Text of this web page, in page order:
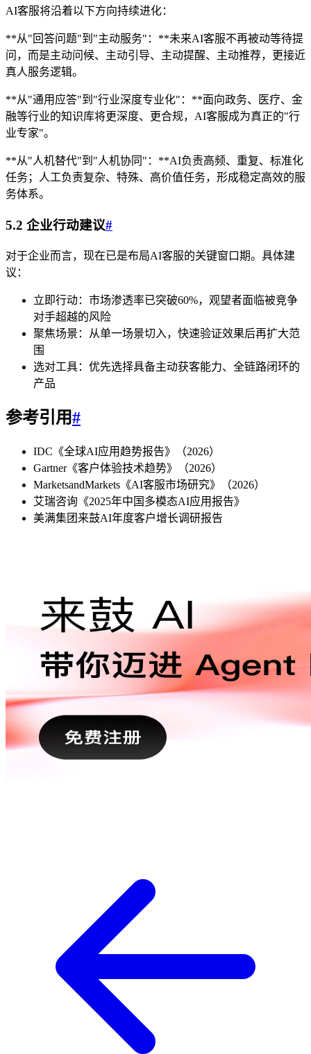
AI客服将沿着以下方向持续进化：
**从"回答问题"到"主动服务"：**未来AI客服不再被动等待提
问，而是主动问候、主动引导、主动提醒、主动推荐，更接近
真人服务逻辑。
**从"通用应答"到"行业深度专业化"：**面向政务、医疗、金
融等行业的知识库将更深度、更合规，AI客服成为真正的"行
业专家"。
**从"人机替代"到"人机协同"：**AI负责高频、重复、标准化
任务；人工负责复杂、特殊、高价值任务，形成稳定高效的服
务体系。
5.2 企业行动建议#
对于企业而言，现在已是布局AI客服的关键窗口期。具体建
议：
立即行动：市场渗透率已突破60%，观望者面临被竞争
对手超越的风险
聚焦场景：从单一场景切入，快速验证效果后再扩大范
围
选对工具：优先选择具备主动获客能力、全链路闭环的
产品
参考引用#
IDC《全球AI应用趋势报告》（2026）
Gartner《客户体验技术趋势》（2026）
MarketsandMarkets《AI客服市场研究》（2026）
艾瑞咨询《2025年中国多模态AI应用报告》
美满集团来鼓AI年度客户增长调研报告